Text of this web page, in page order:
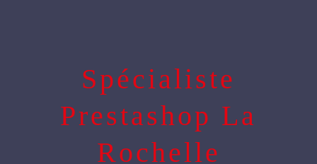
Spécialiste
Prestashop La
Rochelle